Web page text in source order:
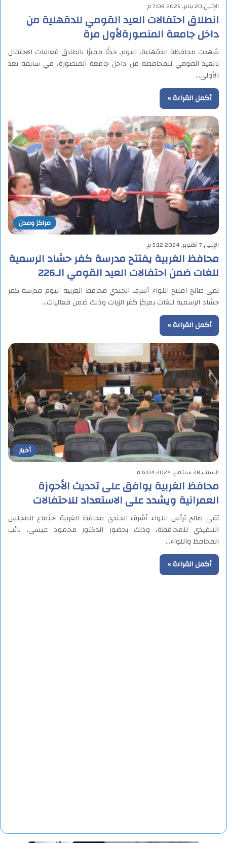
الإثنين,20 يناير, 2025 7:08 م
انطلاق احتفالات العيد القومي للدقهلية من
داخل جامعة المنصورةلأول مرة
شهدت محافظة الدقهلية، اليوم، حدثًا مميزًا بانطلاق فعاليات الاحتفال
بالعيد القومي للمحافظة من داخل جامعة المنصورة، في سابقة تعد
الأولى…
أكمل القراءة »
مراكز ومدن
الإثنين,7 أكتوبر, 2024 5:12 م
محافظ الغربية يفتتح مدرسة كفر حشاد الرسمية
للغات ضمن احتفالات العيد القومي الـ226
تقى صالح افتتح اللواء أشرف الجندي محافظ الغربية اليوم مدرسة كفر
حشاد الرسمية للغات بمركز كفر الزيات وذلك ضمن فعاليات…
أكمل القراءة »
أخبار
السبت,28 سبتمبر, 2024 6:04 م
محافظ الغربية يوافق على تحديث الأحوزة
العمرانية ويشدد على الاستعداد للاحتفالات
تقى صالح ترأس اللواء أشرف الجندي محافظ الغربية اجتماع المجلس
التنفيذي للمحافظة، وذلك بحضور الدكتور محمود عيسى، نائب
المحافظ واللواء…
أكمل القراءة »